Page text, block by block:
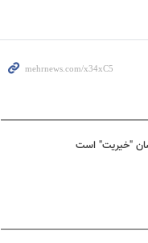
"خیریت" است